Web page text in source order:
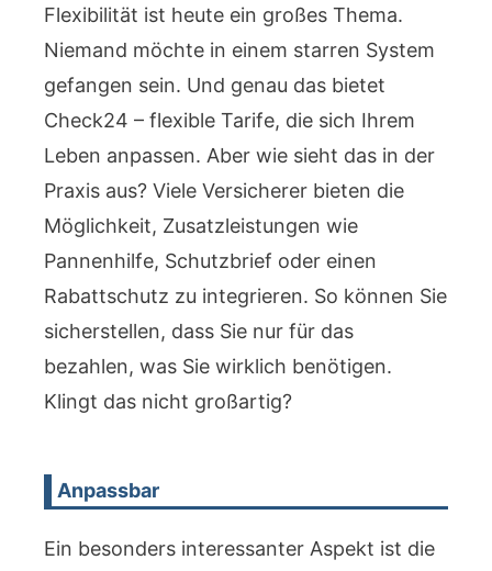
Flexibilität ist heute ein großes Thema.
Niemand möchte in einem starren System
gefangen sein. Und genau das bietet
Check24 – flexible Tarife, die sich Ihrem
Leben anpassen. Aber wie sieht das in der
Praxis aus? Viele Versicherer bieten die
Möglichkeit, Zusatzleistungen wie
Pannenhilfe, Schutzbrief oder einen
Rabattschutz zu integrieren. So können Sie
sicherstellen, dass Sie nur für das
bezahlen, was Sie wirklich benötigen.
Klingt das nicht großartig?
Anpassbar
Ein besonders interessanter Aspekt ist die